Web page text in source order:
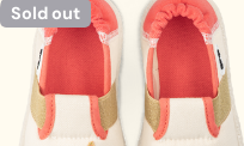
Sold out